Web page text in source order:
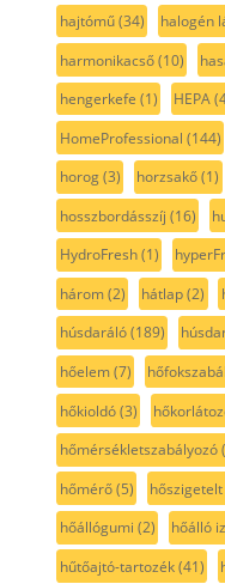
hajtómű(34) halogén
harmonikacső(10)
hengerkefe (1) HEPA
HomeProfessional (144)
horog(3) horzsakő(1)
hosszbordásszíj (16)
HydroFresh(1)
három(2) hátlap(2)
húsdaráló(189)
hőelem(7)
hőkioldó(3)
hőmérsékletszabályozó
hőmérő(5) hőszigetelt
hőállógumi (2) hőálló
hűtőajtó-tartozék(41)